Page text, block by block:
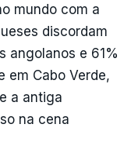
mundo com a
discordam
angolanos e 61%
em Cabo Verde,
a antiga
na cena